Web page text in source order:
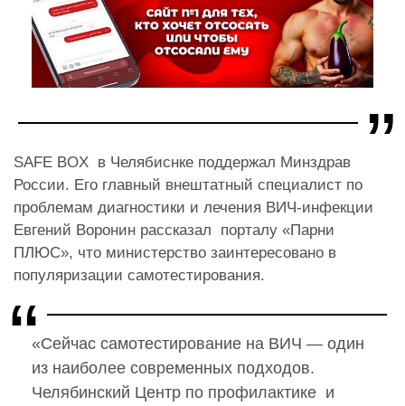
SAFE BOX в Челябиснке поддержал Минздрав
России. Его главный внештатный специалист по
проблемам диагностики и лечения ВИЧ-инфекции
Евгений Воронин рассказал порталу «Парни
ПЛЮС», что министерство заинтересовано в
популяризации самотестирования.
«Сейчас самотестирование на ВИЧ — один
из наиболее современных подходов.
Челябинский Центр по профилактике и